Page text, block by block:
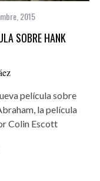
2015
SOBRE HANK
película sobre
la película
Colin Escott